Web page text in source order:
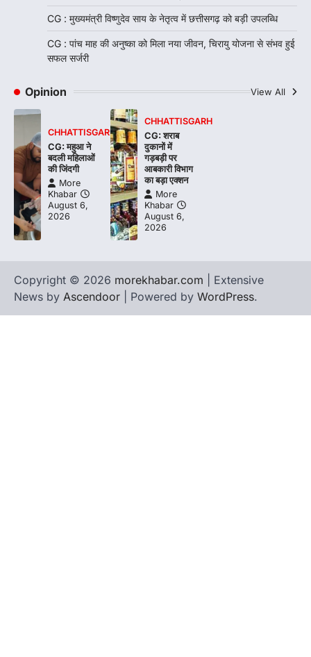
CG : मुख्यमंत्री विष्णुदेव साय के नेतृत्व में छत्तीसगढ़ को बड़ी उपलब्धि
CG : पांच माह की अनुष्का को मिला नया जीवन, चिरायु योजना से संभव हुई
सफल सर्जरी
Opinion View All
CHHATTISGARH
CG: महुआ ने
बदली महिलाओं
की जिंदगी
More
Khabar
August 6,
2026
CHHATTISGARH
CG: शराब
दुकानों में
गड़बड़ी पर
आबकारी विभाग
का बड़ा एक्शन
More
Khabar
August 6,
2026
Copyright © 2026 morekhabar.com | Extensive
News by Ascendoor | Powered by WordPress.